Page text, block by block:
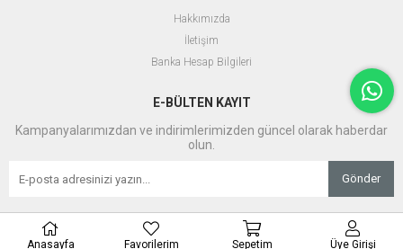
Hakkımızda
İletişim
Banka Hesap Bilgileri
E-BÜLTEN KAYIT
Kampanyalarımızdan ve indirimlerimizden güncel olarak haberdar
olun.
Gönder
Anasayfa Favorilerim Sepetim Üye Girişi